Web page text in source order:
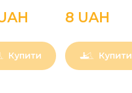
Купити
8 UAН
Купити